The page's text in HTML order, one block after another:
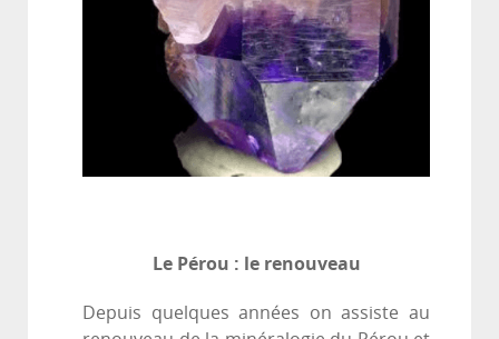
Le Pérou : le renouveau
Depuis quelques années on assiste au